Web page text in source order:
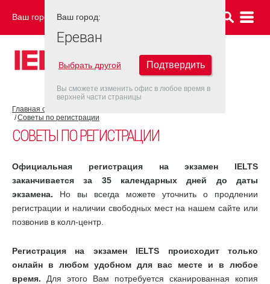
Ваш город: ЕРЕВАН
Главная страница
Советы по регистрации
СОВЕТЫ ПО РЕГИСТРАЦИИ
Официальная регистрация на экзамен IELTS
заканчивается за 35 календарных дней до даты
экзамена. Но вы всегда можете уточнить о продлении
регистрации и наличии свободных мест на нашем сайте или
позвонив в колл-центр.
Регистрация на экзамен IELTS происходит только
онлайн в любом удобном для вас месте и в любое
время. Для этого Вам потребуется сканированная копия
Ваш город:
Ереван
Выбрать другой Подтвердить
Вы сможете изменить офис в любое время в
верхней части страницы